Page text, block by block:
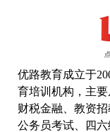
优路教育成立于
育培训机构，主要
财税金融、教资
公务员考试、四六